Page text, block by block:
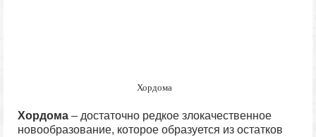
Хордома
Хордома – достаточно редкое злокачественное
новообразование, которое образуется из остатков